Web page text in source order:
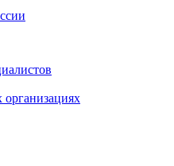
организациях